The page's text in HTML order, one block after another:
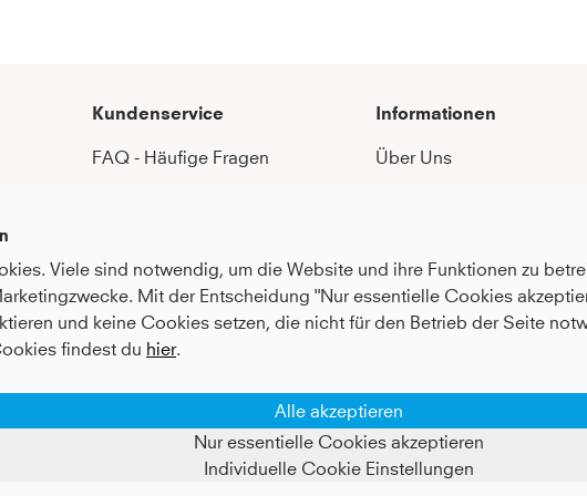
Kundenservice
FAQ - Häufige Fragen
Zahlung & Versand
Umtausch & Rückgabe
After Sale Service
Informationen
Über Uns
Botschafter:in werden
Vertragsspieler:in werden
Content-Creator werden
Händlerportal
Allgemeine
Widerrufsrecht
Viele sind notwendig, um die Website und ihre Funktionen zu
Mit der Entscheidung "Nur essentielle Cookies
und keine Cookies setzen, die nicht für den Betrieb der Seite
findest du hier.
Alle akzeptieren
Nur essentielle Cookies akzeptieren
Individuelle Cookie Einstellungen